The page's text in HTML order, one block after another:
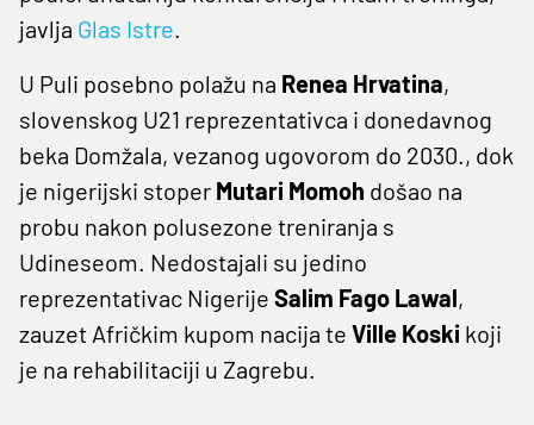
javlja Glas Istre.
U Puli posebno polažu na Renea Hrvatina,
slovenskog U21 reprezentativca i donedavnog
beka Domžala, vezanog ugovorom do 2030., dok
je nigerijski stoper Mutari Momoh došao na
probu nakon polusezone treniranja s
Udineseom. Nedostajali su jedino
reprezentativac Nigerije Salim Fago Lawal,
zauzet Afričkim kupom nacija te Ville Koski koji
je na rehabilitaciji u Zagrebu.